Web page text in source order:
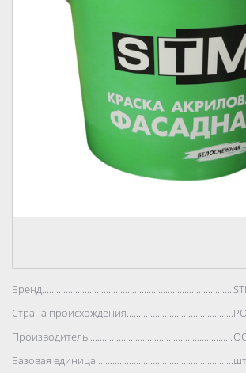
Бренд..................................................................................
Страна
Базовая
шт